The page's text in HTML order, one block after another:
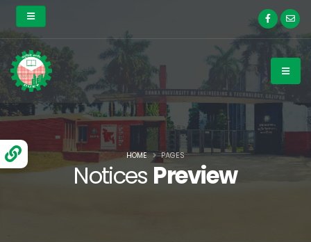
Notices Preview
HOME PAGES